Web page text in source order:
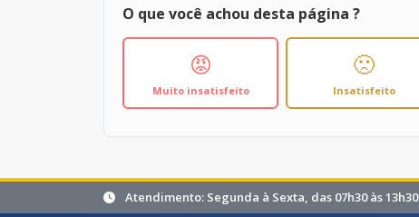
O que você achou desta página ?
😡
Muito insatisfeito
🙁
Insatisfeito
Atendimento: Segunda à Sexta, das 07h30 às 13h30